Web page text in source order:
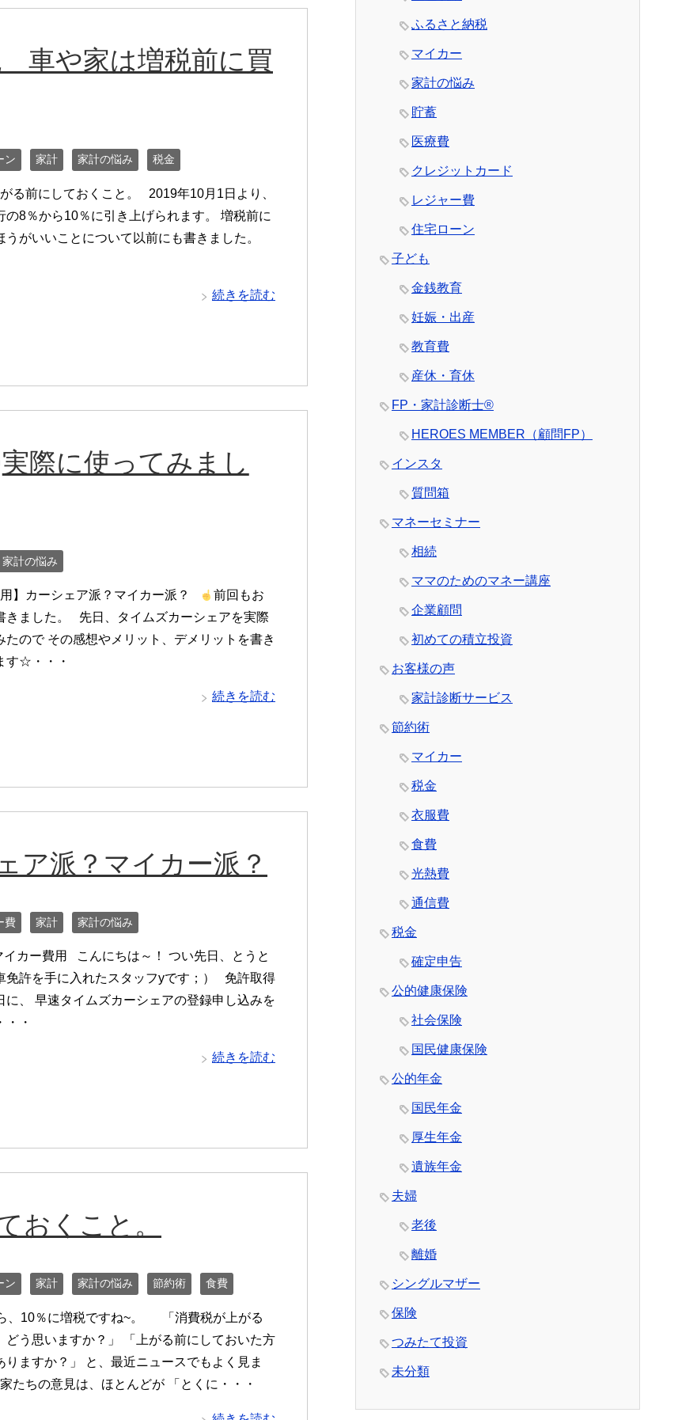
車や家は増税前に買
ン 家計 家計の悩み 税金
る前にしておくこと。 2019年10月1日より、
の8％から10％に引き上げられます。 増税前に
うがいいことについて以前にも書きました。
続きを読む
実際に使ってみまし
家計の悩み
】カーシェア派？マイカー派？
前回もお
きました。 先日、タイムズカーシェアを実際
たので その感想やメリット、デメリットを書き
す☆・・・
続きを読む
ア派？マイカー派？
費 家計 家計の悩み
イカー費用 こんにちは～！ つい先日、とうと
免許を手に入れたスタッフyです；） 免許取得
に、 早速タイムズカーシェアの登録申し込みを
・・
続きを読む
おくこと。
ン 家計 家計の悩み 節約術 食費
、10％に増税ですね~。 「消費税が上がる
どう思いますか？」 「上がる前にしておいた方
りますか？」 と、最近ニュースでもよく見ま
ちの意見は、ほとんどが 「とくに・・・
ふるさと納税
マイカー
家計の悩み
貯蓄
医療費
クレジットカード
レジャー費
住宅ローン
子ども
金銭教育
妊娠・出産
教育費
産休・育休
FP・家計診断士®
HEROES MEMBER（顧問FP）
インスタ
質問箱
マネーセミナー
相続
ママのためのマネー講座
企業顧問
初めての積立投資
お客様の声
家計診断サービス
節約術
マイカー
税金
衣服費
食費
光熱費
通信費
税金
確定申告
公的健康保険
社会保険
国民健康保険
公的年金
国民年金
厚生年金
遺族年金
夫婦
老後
離婚
シングルマザー
保険
つみたて投資
未分類